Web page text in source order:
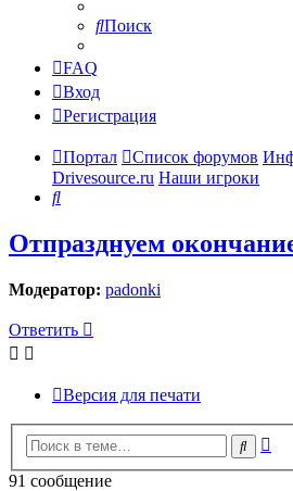
Поиск
FAQ
Вход
Регистрация
Портал Список форумов
Drivesource.ru Наши игроки
Поиск
Отпразднуем
Модератор: padonki
Ответить
Версия для печати
Поиск
91 сообщение